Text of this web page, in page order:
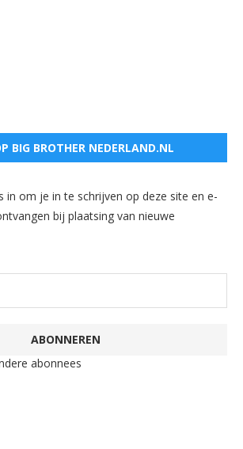
BIG BROTHER NEDERLAND.NL
in om je in te schrijven op deze site en e-
bij plaatsing van nieuwe
ABONNEREN
abonnees